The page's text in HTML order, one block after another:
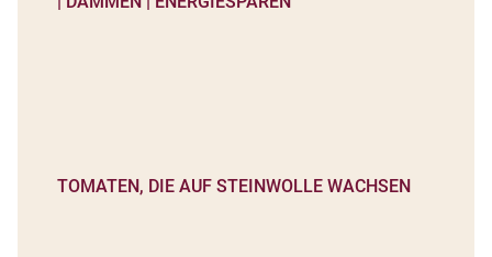
TOMATEN, DIE AUF STEINWOLLE WACHSEN